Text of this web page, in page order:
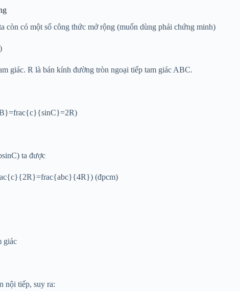
còn có một số công thức mở rộng (muốn dùng phải chứng minh)
giác. R là bán kính đường tròn ngoại tiếp tam giác ABC.
ta được
(đpcm)
giác
nội tiếp, suy ra: